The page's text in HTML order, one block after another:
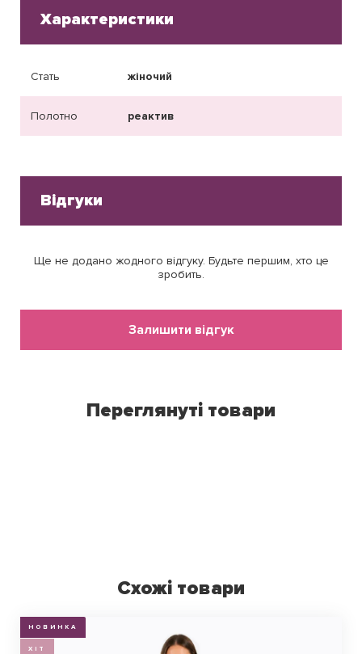
Характеристики
Стать жіночий
Полотно реактив
Відгуки
Ще не додано жодного відгуку. Будьте першим, хто це
зробить.
Залишити відгук
Переглянуті товари
Схожі товари
НОВИНКА
ХІТ